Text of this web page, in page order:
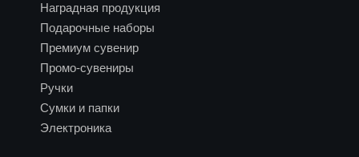
Наградная продукция
Подарочные наборы
Премиум сувенир
Промо-сувениры
Ручки
Сумки и папки
Электроника